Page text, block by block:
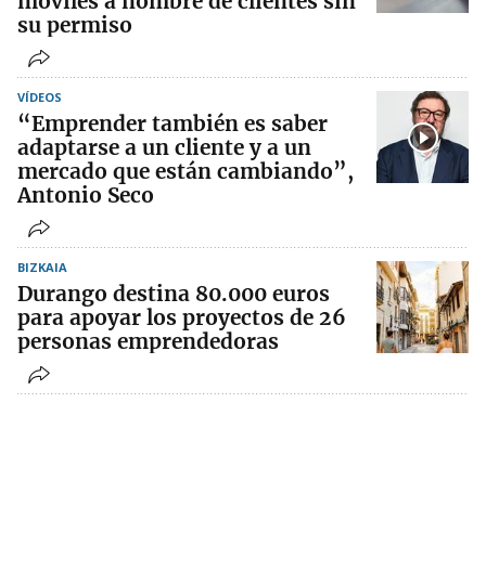
su permiso
VÍDEOS
“Emprender también es saber
adaptarse a un cliente y a un
mercado que están cambiando”,
Antonio Seco
BIZKAIA
Durango destina 80.000 euros
para apoyar los proyectos de 26
personas emprendedoras